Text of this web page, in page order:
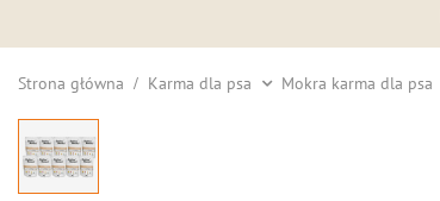
Strona główna Karma dla psa Mokra karma dla psa